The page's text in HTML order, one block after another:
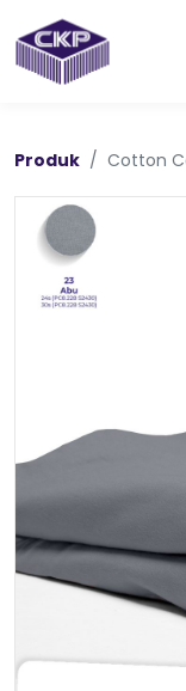
Produk Cotton